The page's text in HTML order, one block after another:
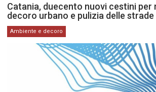
Catania, duecento nuovi cestini per
decoro urbano e pulizia delle strade
Ambiente e decoro